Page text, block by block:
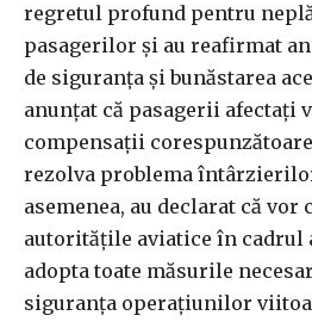
regretul profund pentru
pasagerilor și au reafirmat
de siguranța și bunăstarea
anunțat că pasagerii afectați
compensații
rezolva problema
asemenea, au declarat că vor
autoritățile aviatice în cadrul
adopta toate măsurile
siguranța operațiunilor